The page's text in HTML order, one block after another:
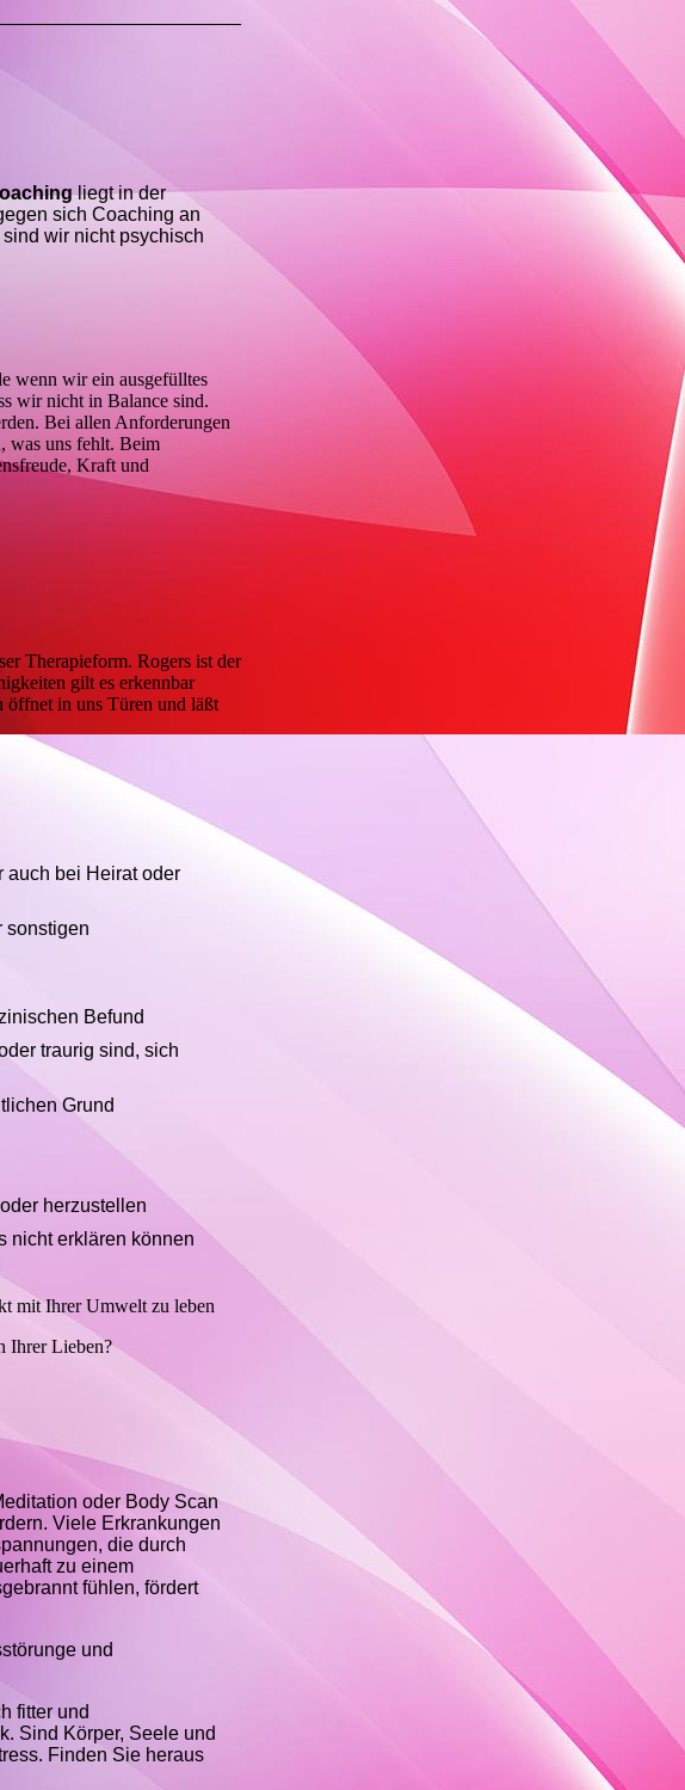
liegt in der
sich Coaching an
wir nicht psychisch
wenn wir ein ausgefülltes
wir nicht in Balance sind.
Bei allen Anforderungen
was uns fehlt. Beim
Kraft und
Therapieform. Rogers ist der
gilt es erkennbar
öffnet in uns Türen und läßt
auch bei Heirat oder
sonstigen
Befund
traurig sind, sich
Grund
herzustellen
nicht erklären können
mit Ihrer Umwelt zu leben
Ihrer Lieben?
oder Body Scan
Viele Erkrankungen
die durch
zu einem
fühlen, fördert
und
fitter und
Sind Körper, Seele und
Finden Sie heraus